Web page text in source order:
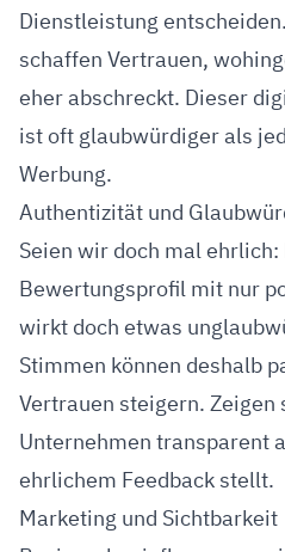
Dienstleistung
schaffen Vertrauen,
eher abschreckt. Dieser
ist oft glaubwürdiger als
Werbung.
Authentizität und
Seien wir doch mal ehrlich:
Bewertungsprofil mit nur
wirkt doch etwas
Stimmen können deshalb
Vertrauen steigern. Zeigen
Unternehmen transparent
ehrlichem Feedback stellt.
Marketing und Sichtbarkeit